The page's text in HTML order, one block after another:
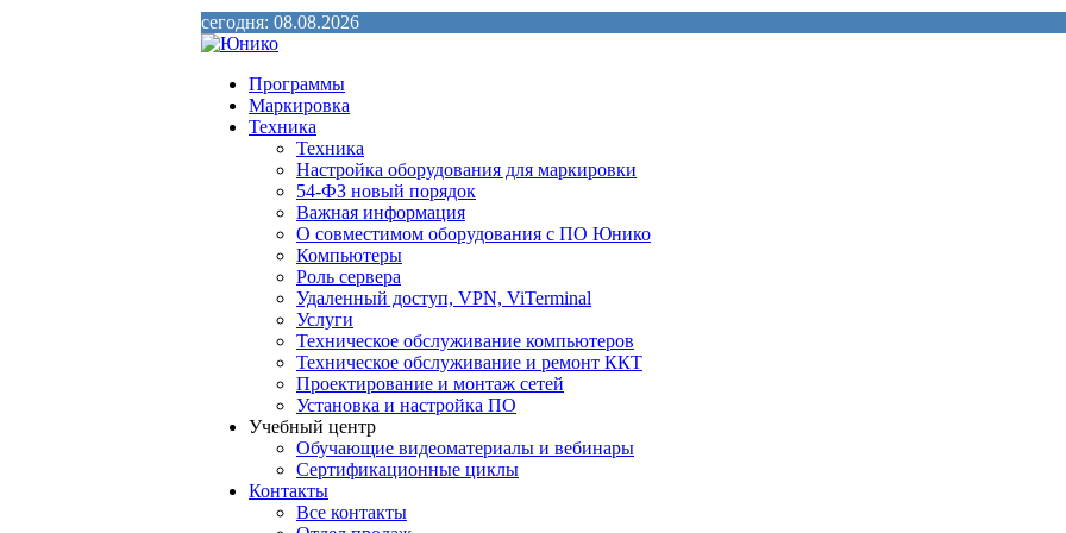
сегодня: 08.08.2026
Программы
Маркировка
Техника
Техника
Настройка оборудования для маркировки
54-ФЗ новый порядок
Важная информация
О совместимом оборудования с ПО Юнико
Компьютеры
Роль сервера
Удаленный доступ, VPN, ViTerminal
Услуги
Техническое обслуживание компьютеров
Техническое обслуживание и ремонт ККТ
Проектирование и монтаж сетей
Установка и настройка ПО
Учебный центр
Обучающие видеоматериалы и вебинары
Сертификационные циклы
Контакты
Все контакты